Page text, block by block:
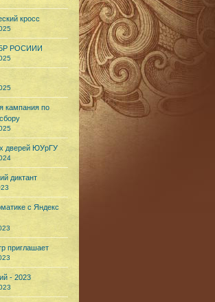
кросс
РОСИИИ
кампания по
дверей ЮУрГУ
диктант
с Яндекс
приглашает
- 2023